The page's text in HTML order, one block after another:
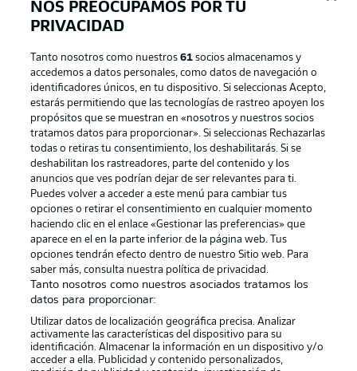
Publicidad Aviso legal
Gestionar las preferencias Declaracion de privacidad
Canales Trabajos
Jugadores Condiciones de uso
Sello Editorial Contacto
NOS PREOCUPAMOS POR TU
PRIVACIDAD
Tanto nosotros como nuestros61 socios almacenamos y
accedemos a datos personales, como datos de navegación o
identificadores únicos, en tu dispositivo. Si seleccionas Acepto,
estarás permitiendo que las tecnologías de rastreo apoyen los
propósitos que se muestran en «nosotros y nuestros socios
tratamos datos para proporcionar». Si seleccionas Rechazarlas
todas o retiras tu consentimiento, los deshabilitarás. Si se
deshabilitan los rastreadores, parte del contenido y los
anuncios que ves podrían dejar de ser relevantes para ti.
Puedes volver a acceder a este menú para cambiar tus
opciones o retirar el consentimiento en cualquier momento
haciendo clic en el enlace «Gestionar las preferencias» que
aparece en el en la parte inferior de la página web. Tus
opciones tendrán efecto dentro de nuestro Sitio web. Para
saber más, consulta nuestra política de privacidad.
Tanto nosotros como nuestros asociados tratamos los
datos para proporcionar:
Utilizar datos de localización geográfica precisa. Analizar
activamente las características del dispositivo para su
identificación. Almacenar la información en un dispositivo y/o
acceder a ella. Publicidad y contenido personalizados,